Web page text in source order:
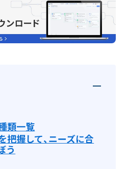
類一覧
把握して、ニーズに合
う